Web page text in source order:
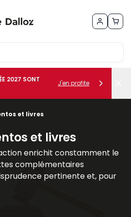
2027 SONT
J'en profite
et livres
et livres
enrichit constamment le
complémentaires
pertinente et, pour
titres, des commentaires